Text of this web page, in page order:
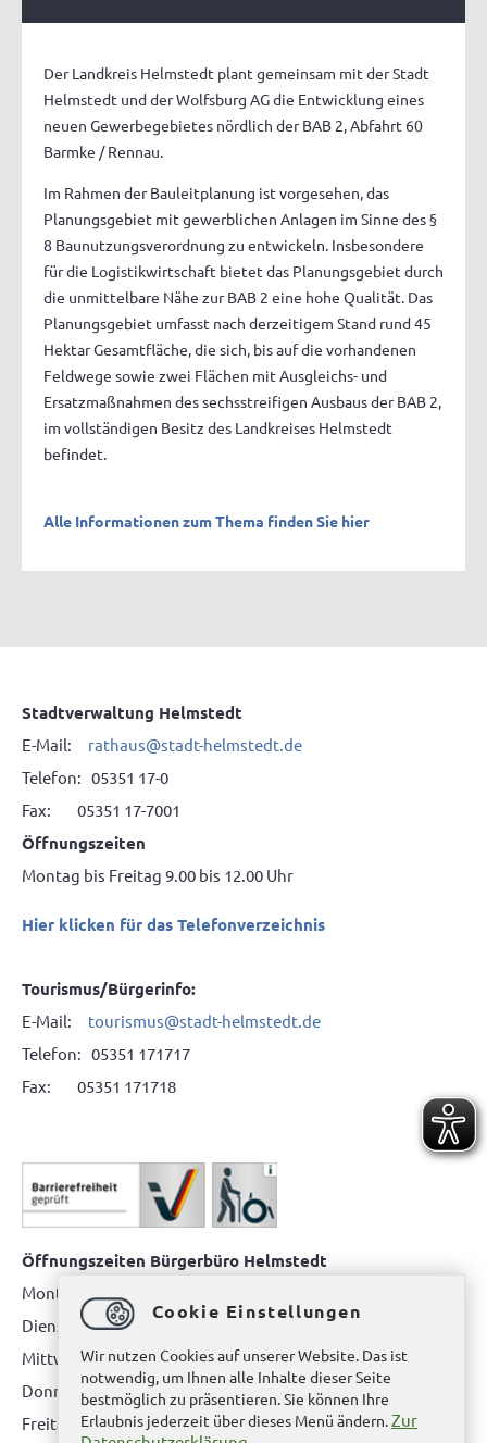
Der Landkreis Helmstedt plant gemeinsam mit der Stadt
Helmstedt und der Wolfsburg AG die Entwicklung eines
neuen Gewerbegebietes nördlich der BAB 2, Abfahrt 60
Barmke / Rennau.
Im Rahmen der Bauleitplanung ist vorgesehen, das
Planungsgebiet mit gewerblichen Anlagen im Sinne des §
8 Baunutzungsverordnung zu entwickeln. Insbesondere
für die Logistikwirtschaft bietet das Planungsgebiet durch
die unmittelbare Nähe zur BAB 2 eine hohe Qualität. Das
Planungsgebiet umfasst nach derzeitigem Stand rund 45
Hektar Gesamtfläche, die sich, bis auf die vorhandenen
Feldwege sowie zwei Flächen mit Ausgleichs- und
Ersatzmaßnahmen des sechsstreifigen Ausbaus der BAB 2,
im vollständigen Besitz des Landkreises Helmstedt
befindet.
Alle Informationen zum Thema finden Sie hier
Stadtverwaltung Helmstedt
E-Mail: rathaus@stadt-helmstedt.de
Telefon: 05351 17-0
Fax: 05351 17-7001
Öffnungszeiten
Montag bis Freitag 9.00 bis 12.00 Uhr
Hier klicken für das Telefonverzeichnis
Tourismus/Bürgerinfo:
E-Mail: tourismus@stadt-helmstedt.de
Telefon: 05351 171717
Fax: 05351 171718
Öffnungszeiten Bürgerbüro Helmstedt
Montag: 08.00 bis 12.00 Uhr
Dienstag: 08.00 bis 12.00 Uhr & 15.00 Uhr bis 17.00 Uhr
Mittwoch: nur nach Terminvereinbarung
Donnerstag: 08.00 bis 12.00 Uhr & 14.00 Uhr bis 16.00 Uhr
Freitag: nur nach Terminvereinbarung
Cookie Einstellungen
Wir nutzen Cookies auf unserer Website. Das ist
notwendig, um Ihnen alle Inhalte dieser Seite
bestmöglich zu präsentieren. Sie können Ihre
Erlaubnis jederzeit über dieses Menü ändern.Zur